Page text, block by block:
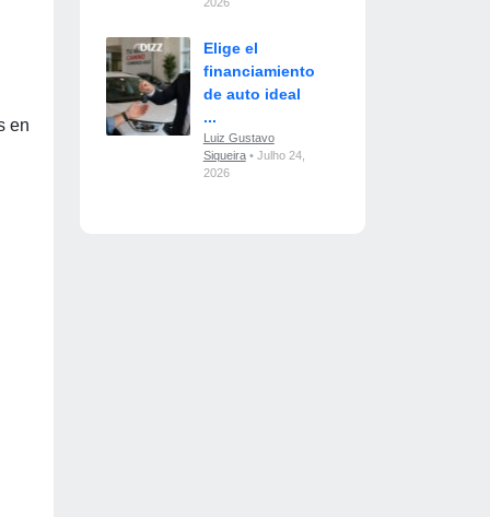
en
Elige el
financiamiento
de auto ideal
...
Luiz Gustavo
Siqueira• Julho 24,
2026